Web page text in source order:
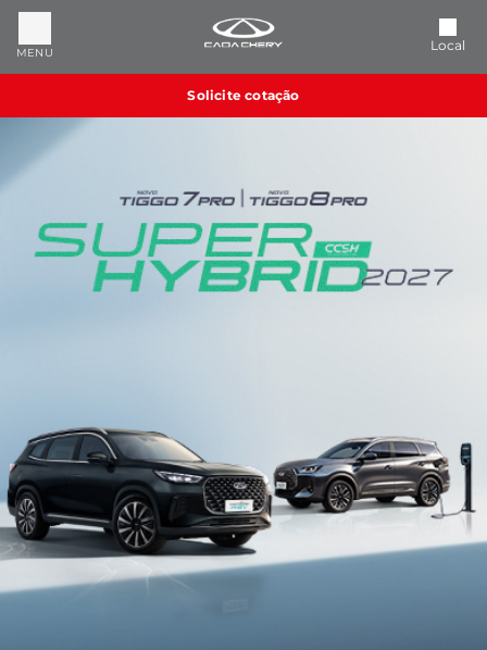
MENU Local
Solicite cotação